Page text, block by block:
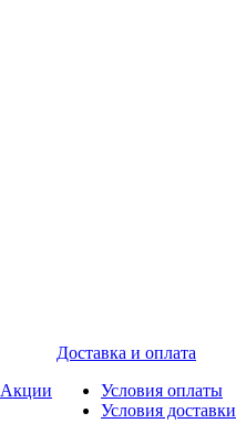
Акции
Доставка и оплата
Условия оплаты
Условия доставки